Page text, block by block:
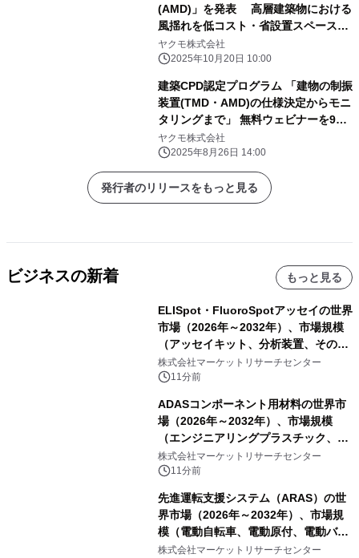
(AMD)」を発表 高層建築物における
風揺れを低コスト・省設置スペースで
低減
ヤクモ株式会社
2025年10月20日 10:00
建築CPD認定プログラム 「建物の制振
装置(TMD・AMD)の仕様決定からモニ
タリングまで」 無料ウェビナーを9月
25日(木)に開催
ヤクモ株式会社
2025年8月26日 14:00
発行者のリリースをもっと見る
ビジネスの新着 もっと見る
ELISpot・FluoroSpotアッセイの世界
市場（2026年～2032年）、市場規模
（アッセイキット、分析装置、その
他）・分析レポートを発表
株式会社マーケットリサーチセンター
11分前
ADASコンポーネント用材料の世界市
場（2026年～2032年）、市場規模
（エンジニアリングプラスチック、RF
および誘電体材料、光学・カバー材
料、その他）・分析レポートを発表
株式会社マーケットリサーチセンター
11分前
先進運転支援システム（ARAS）の世
界市場（2026年～2032年）、市場規
模（電動自転車、電動原付、電動バイ
ク）・分析レポートを発表
株式会社マーケットリサーチセンター